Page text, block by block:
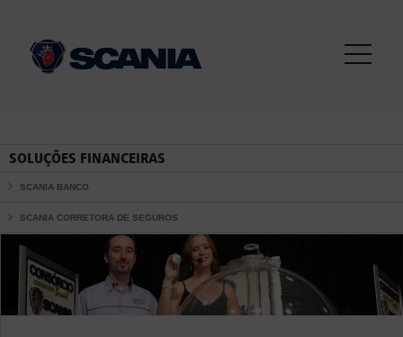
SOLUÇÕES FINANCEIRAS
SCANIA BANCO
SCANIA CORRETORA DE SEGUROS